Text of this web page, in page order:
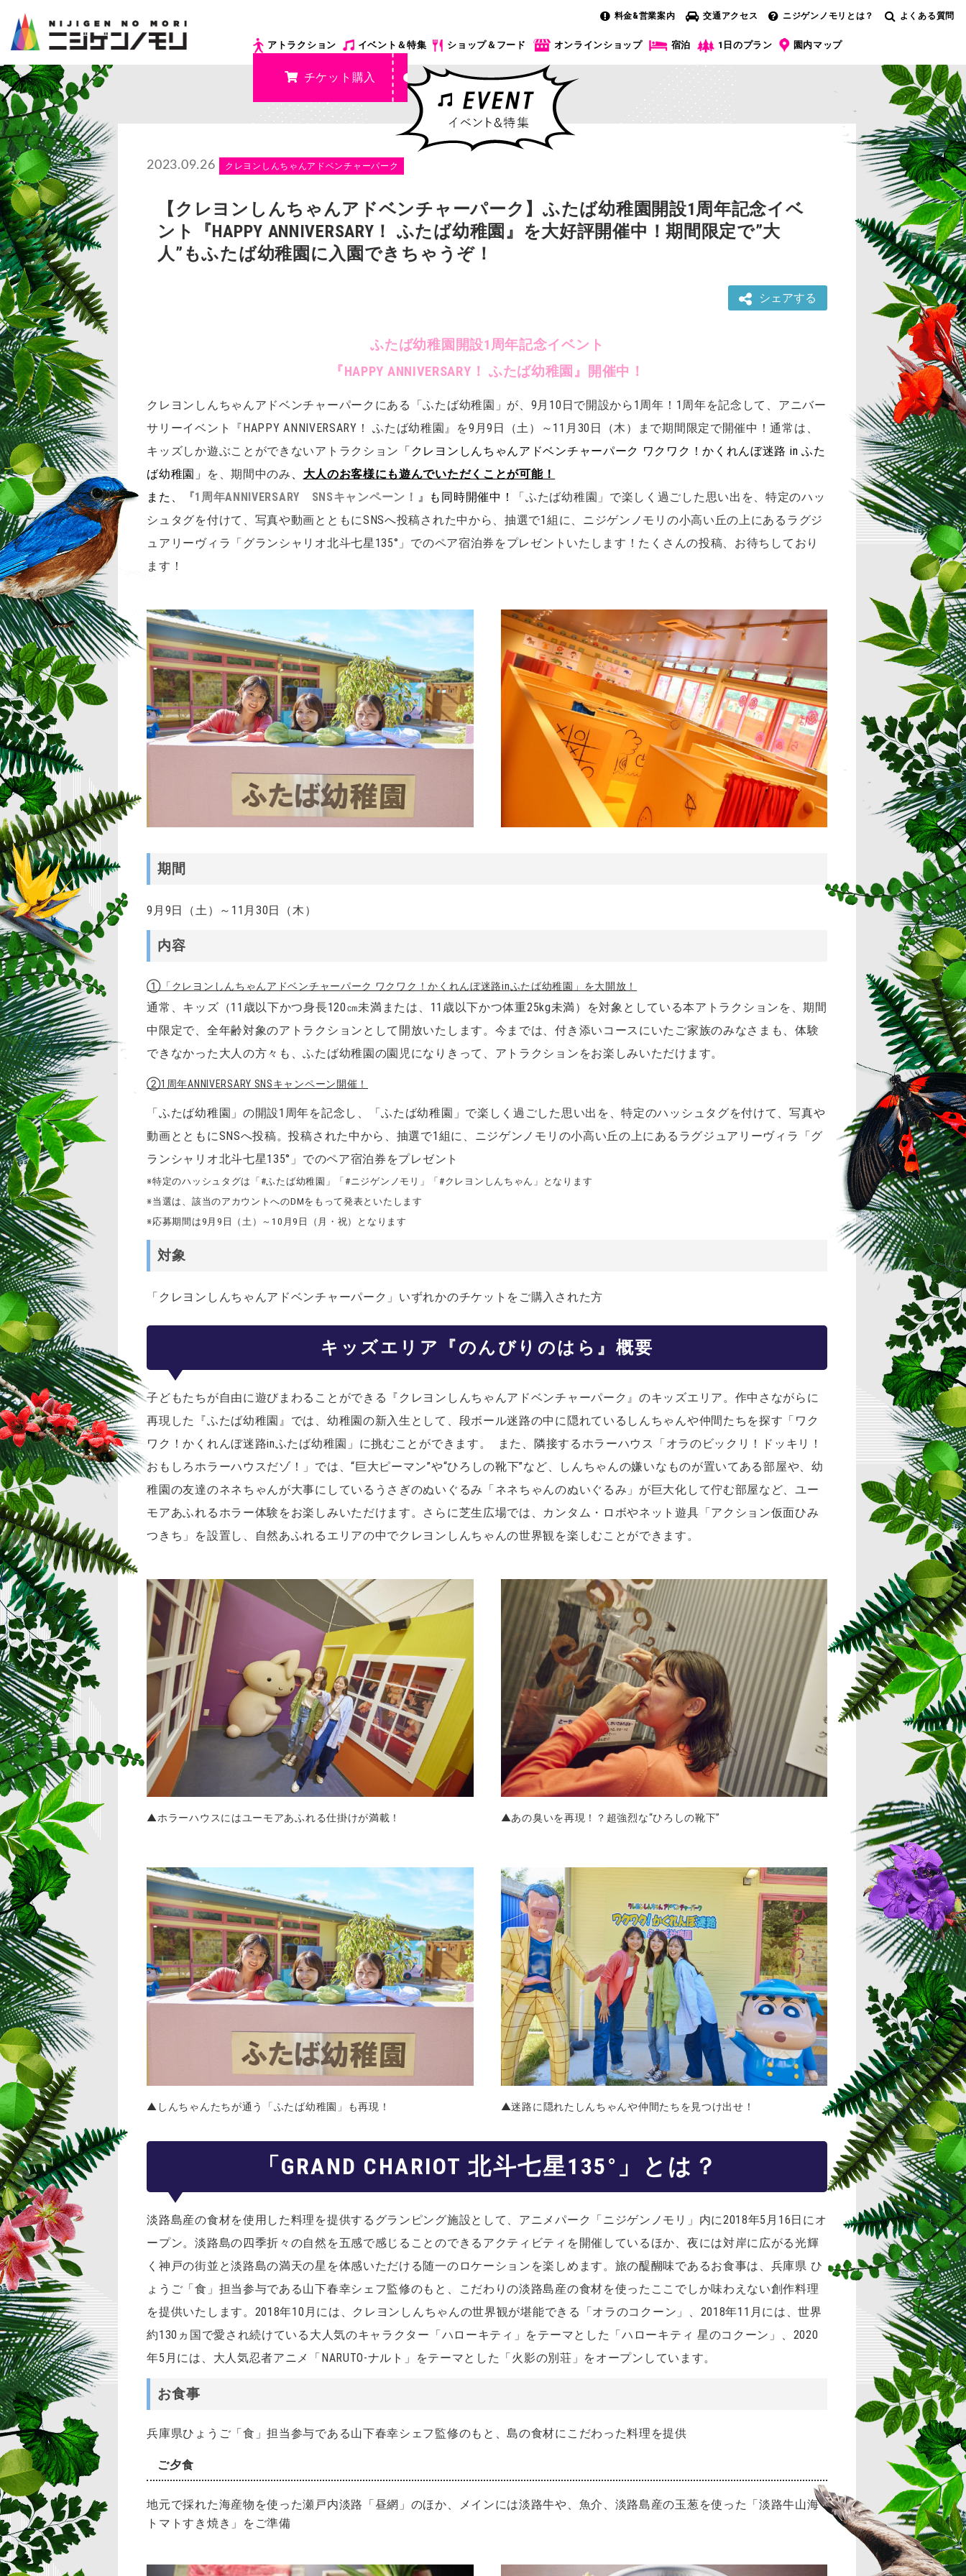
料金&営業案内 交通アクセス ニジゲンノモリとは？ よくある質問
アトラクション イベント＆特集 ショップ＆フード オンラインショップ 宿泊 1日のプラン 園内マップ
チケット購入
2023.09.26 クレヨンしんちゃんアドベンチャーパーク
【クレヨンしんちゃんアドベンチャーパーク】ふたば幼稚園開設1周年記念イベ
ント『HAPPY ANNIVERSARY！ ふたば幼稚園』を大好評開催中！期間限定で”大
人”もふたば幼稚園に入園できちゃうぞ！
シェアする
ふたば幼稚園開設1周年記念イベント
『HAPPY ANNIVERSARY！ ふたば幼稚園』開催中！
クレヨンしんちゃんアドベンチャーパークにある「ふたば幼稚園」が、9月10日で開設から1周年！1周年を記念して、 アニバー
サリーイベント『HAPPY ANNIVERSARY！ ふたば幼稚園』を9月9日（土）～11月30日（木）まで期間限定で開催中！通常は、
キッズしか遊ぶことができないアトラクション 「クレヨンしんちゃんアドベンチャーパーク ワクワク！かくれんぼ迷路 in ふた
ば幼稚園」
を、期間中のみ 大人のお客様にも遊んでいただくことが可能！
また、
『1周年ANNIVERSARY SNSキャンペーン！』 も同時開催中！
「ふたば幼稚園」で楽しく過ごした思い出を、特定のハッ
シュタグを付けて、写真や動画とともにSNSへ投稿された中から、抽選で1組に、ニジゲンノモリの小高い丘の上にあるラグジ
ュアリーヴィラ「グランシャリオ北斗七星135°」でのペア宿泊券をプレゼントいたします！たくさんの投稿、お待ちしており
ます！
期間
9月9日（土）～11月30日（木）
内容
①「クレヨンしんちゃんアドベンチャーパーク ワクワク！かくれんぼ迷路inふたば幼稚園」を大開放！
通常、キッズ（11歳以下かつ身長120㎝未満または、11歳以下かつ体重25kg未満）を対象としている本アトラクションを、期間
中限定で、全年齢対象のアトラクションとして開放いたします。今までは、付き添いコースにいたご家族のみなさまも、体験
できなかった大人の方々も、ふたば幼稚園の園児になりきって、アトラクションをお楽しみいただけます。
②1 周年ANNIVERSARY SNSキャンペーン開催！
「ふたば幼稚園」の開設1周年を記念し、「ふたば幼稚園」で楽しく過ごした思い出を、特定のハッシュタグを付けて、写真や
動画とともにSNSへ投稿。投稿された中から、抽選で1組に、ニジゲンノモリの小高い丘の上にあるラグジュアリーヴィラ「グ
ランシャリオ北斗七星135°」でのペア宿泊券をプレゼント
※特定のハッシュタグは「#ふたば幼稚園」「#ニジゲンノモリ」「#クレヨンしんちゃん」となります
※当選は、該当のアカウントへのDMをもって発表といたします
※応募期間は9月9日（土）～10月9日（月・祝）となります
対象
「クレヨンしんちゃんアドベンチャーパーク」いずれかのチケットをご購入された方
キッズエリア『のんびりのはら』概要
子どもたちが自由に遊びまわることができる『クレヨンしんちゃんアドベンチャーパーク』のキッズエリア。作中さながらに
再現した『ふたば幼稚園』では、幼稚園の新入生として、段ボール迷路の中に隠れているしんちゃんや仲間たちを探す「ワク
ワク！かくれんぼ迷路inふたば幼稚園」に挑むことができます。 また、隣接するホラーハウス「オラのビックリ！ドッキリ！
おもしろホラーハウスだゾ！」では、“巨大ピーマン”や“ひろしの靴下”など、しんちゃんの嫌いなものが置いてある部屋や、幼
稚園の友達のネネちゃんが大事にしているうさぎのぬいぐるみ「ネネちゃんのぬいぐるみ」が巨大化して佇む部屋など、ユー
モアあふれるホラー体験をお楽しみいただけます。さらに芝生広場では、カンタム・ロボやネット遊具「アクション仮面ひみ
つきち」を設置し、自然あふれるエリアの中でクレヨンしんちゃんの世界観を楽しむことができます。
▲ホラーハウスにはユーモアあふれる仕掛けが満載！ ▲あの臭いを再現！？超強烈な“ひろしの靴下”
▲しんちゃんたちが通う「ふたば幼稚園」も再現！ ▲迷路に隠れたしんちゃんや仲間たちを見つけ出せ！
「GRAND CHARIOT 北斗七星135°」とは？
淡路島産の食材を使用した料理を提供するグランピング施設として、アニメパーク「ニジゲンノモリ」内に2018年5月16日にオ
ープン。淡路島の四季折々の自然を五感で感じることのできるアクティビティを開催しているほか、夜には対岸に広がる光輝
く神戸の街並と淡路島の満天の星を体感いただける随一のロケーションを楽しめます。旅の醍醐味であるお食事は、兵庫県 ひ
ょうご「食」担当参与である山下春幸シェフ監修のもと、こだわりの淡路島産の食材を使ったここでしか味わえない創作料理
を提供いたします。2018年10月には、クレヨンしんちゃんの世界観が堪能できる「オラのコクーン」、2018年11月には、世界
約130ヵ国で愛され続けている大人気のキャラクター「ハローキティ」をテーマとした「ハローキティ 星のコクーン」、2020
年5月には、大人気忍者アニメ「NARUTO-ナルト」をテーマとした「火影の別荘」をオープンしています。
お食事
兵庫県ひょうご「食」担当参与である山下春幸シェフ監修のもと、島の食材にこだわった料理を提供
ご夕食
地元で採れた海産物を使った瀬戸内淡路「昼網」のほか、メインには淡路牛や、魚介、淡路島産の玉葱を使った「淡路牛山海
トマトすき焼き」をご準備